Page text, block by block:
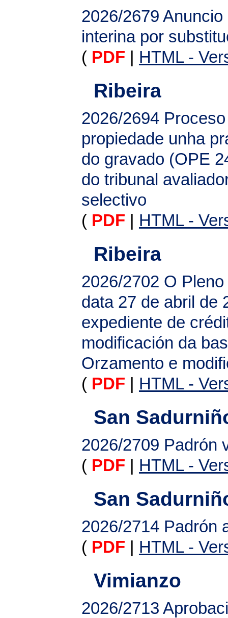
2026/2679 Anuncio
interina por
( PDF | HTML -
Ribeira
2026/2694
propiedade unha
do gravado (OPE
do tribunal
selectivo
( PDF | HTML -
Ribeira
2026/2702 O
data 27 de abril de
expediente de
modificación da
Orzamento e
( PDF HTML -
San
2026/2709 Padrón
( PDF HTML -
San
2026/2714 Padrón
( PDF HTML -
Vimianzo
2026/2713